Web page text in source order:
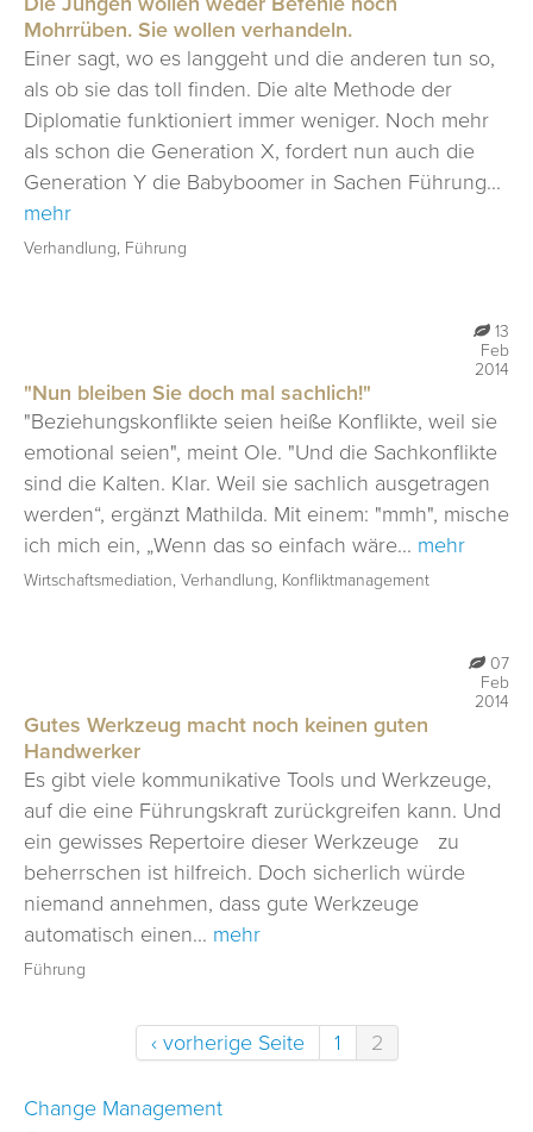
Mohrrüben. Sie wollen verhandeln.
Einer sagt, wo es langgeht und die anderen tun so,
als ob sie das toll finden. Die alte Methode der
Diplomatie funktioniert immer weniger. Noch mehr
als schon die Generation X, fordert nun auch die
Generation Y die Babyboomer in Sachen Führung...
mehr
Verhandlung, Führung
13
Feb
2014
"Nun bleiben Sie doch mal sachlich!"
"Beziehungskonflikte seien heiße Konflikte, weil sie
emotional seien", meint Ole. "Und die Sachkonflikte
sind die Kalten. Klar. Weil sie sachlich ausgetragen
werden“, ergänzt Mathilda. Mit einem: "mmh", mische
ich mich ein, „Wenn das so einfach wäre... mehr
Wirtschaftsmediation, Verhandlung, Konfliktmanagement
07
Feb
2014
Gutes Werkzeug macht noch keinen guten
Handwerker
Es gibt viele kommunikative Tools und Werkzeuge,
auf die eine Führungskraft zurückgreifen kann. Und
ein gewisses Repertoire dieser Werkzeuge zu
beherrschen ist hilfreich. Doch sicherlich würde
niemand annehmen, dass gute Werkzeuge
automatisch einen... mehr
Führung
‹ vorherige Seite 1 2
Change Management